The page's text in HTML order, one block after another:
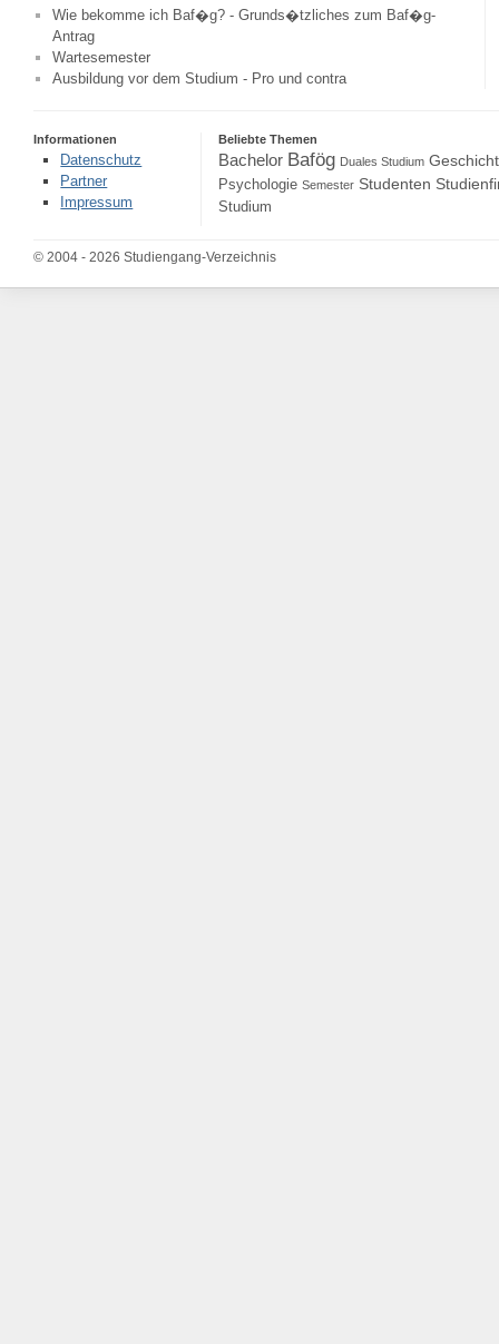
Wie bekomme ich Baf�g? - Grunds�tzliches zum Baf�g-
Antrag
Wartesemester
Ausbildung vor dem Studium - Pro und contra
Informationen
Datenschutz
Partner
Impressum
Beliebte Themen
Bachelor Bafög Duales Studium
Psychologie Semester Studenten
Studium
© 2004 - 2026 Studiengang-Verzeichnis